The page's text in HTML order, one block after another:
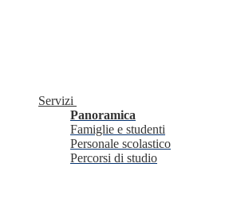
Servizi
Panoramica
Famiglie e studenti
Personale scolastico
Percorsi di studio